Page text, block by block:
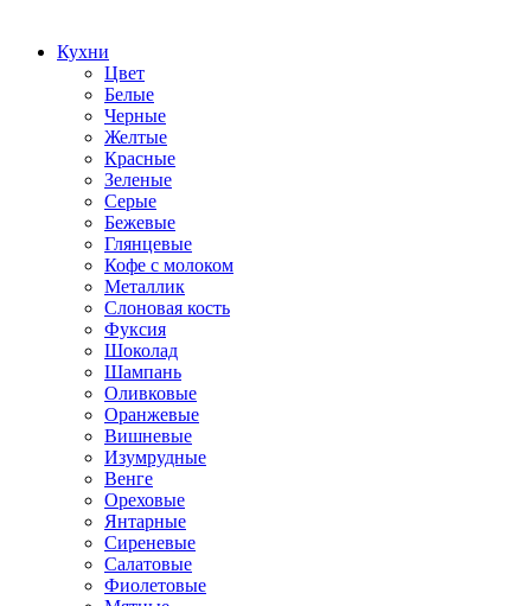
Кухни
Цвет
Белые
Черные
Желтые
Красные
Зеленые
Серые
Бежевые
Глянцевые
Кофе с молоком
Металлик
Слоновая кость
Фуксия
Шоколад
Шампань
Оливковые
Оранжевые
Вишневые
Изумрудные
Венге
Ореховые
Янтарные
Сиреневые
Салатовые
Фиолетовые